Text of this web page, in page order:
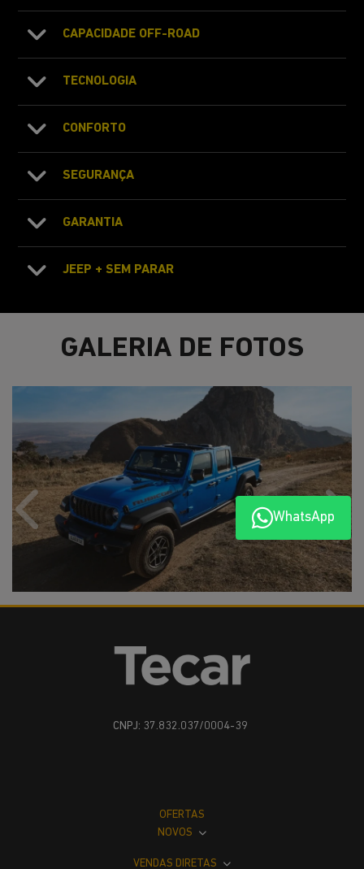
CAPACIDADE OFF-ROAD
TECNOLOGIA
CONFORTO
SEGURANÇA
GARANTIA
JEEP + SEM PARAR
GALERIA DE FOTOS
Anterior WhatsApp
CNPJ: 37.832.037/0004-39
OFERTAS
NOVOS
VENDAS DIRETAS